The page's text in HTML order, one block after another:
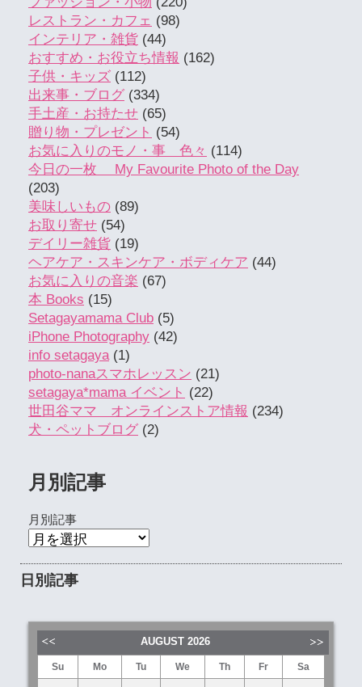
レストラン・カフェ (98)
インテリア・雑貨 (44)
おすすめ・お役立ち情報 (162)
子供・キッズ (112)
出来事・ブログ (334)
手土産・お持たせ (65)
贈り物・プレゼント (54)
お気に入りのモノ・事 色々 (114)
今日の一枚 My Favourite Photo of the Day
(203)
美味しいもの (89)
お取り寄せ (54)
デイリー雑貨 (19)
ヘアケア・スキンケア・ボディケア (44)
お気に入りの音楽 (67)
本 Books (15)
Setagayamama Club (5)
iPhone Photography (42)
info setagaya(1)
photo-nanaスマホレッスン (21)
setagaya*mama イベント (22)
世田谷ママ オンラインストア情報 (234)
犬・ペットブログ (2)
月別記事
月別記事
日別記事
AUGUST 2026
Su Mo Tu We Th Fr Sa